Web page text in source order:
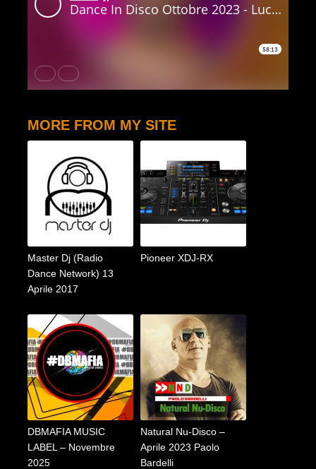
MORE FROM MY SITE
Master Dj (Radio
Dance Network) 13
Aprile 2017
Pioneer XDJ-RX
DBMAFIA MUSIC
LABEL – Novembre
2025
Natural Nu-Disco –
Aprile 2023 Paolo
Bardelli